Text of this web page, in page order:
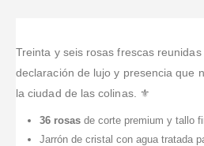
Treinta y seis rosas frescas
declaración de lujo y presencia que
la ciudad de las colinas. ⚜️
36 rosasde corte premium y tallo
Jarrón de cristal con agua tratada